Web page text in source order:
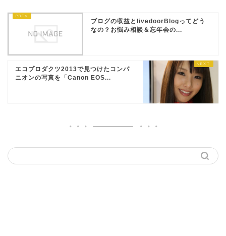
ブログの収益とlivedoorBlogってどう
なの？お悩み相談＆忘年会の...
エコプロダクツ2013で見つけたコンパ
ニオンの写真を「Canon EOS...